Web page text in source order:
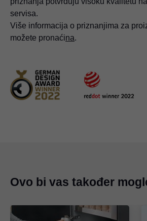
servisa.
Više informacija o priznanjima za
možete pronaćina.
Ovo bi vas također